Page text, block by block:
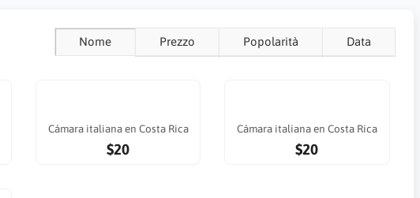
Nome Prezzo Popolarità Data
Cámara italiana en Costa Rica
$20
Cámara italiana en Costa Rica
$20